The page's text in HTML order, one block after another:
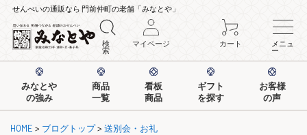
せんべいの通販なら 門前仲町の老舗「みなとや」
検
索
マイページ カート メニュ
ー
みなとや
の強み
商品
一覧
看板
商品
ギフト
を探す
お客様
の声
HOME > ブログトップ> 送別会・お礼